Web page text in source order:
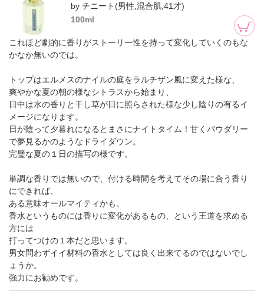
by チニート(男性,混合肌,41才)
100ml
これほど劇的に香りがストーリー性を持って変化していくのもな
かなか無いのでは。
トップはエルメスのナイルの庭をラルチザン風に変えた様な、
爽やかな夏の朝の様なシトラスから始まり、
日中は水の香りと干し草が日に照らされた様な少し陰りの有るイ
メージになります。
日が陰って夕暮れになるとまさにナイトタイム！甘くパウダリー
で夢見るかのようなドライダウン。
完璧な夏の１日の描写の様です。
単調な香りでは無いので、付ける時間を考えてその場に合う香り
にできれば、
ある意味オールマイティかも。
香水というものには香りに変化があるもの、という王道を求める
方には
打ってつけの１本だと思います。
男女問わずイイ材料の香水としては良く出来てるのではないでし
ょうか。
強力にお勧めです。